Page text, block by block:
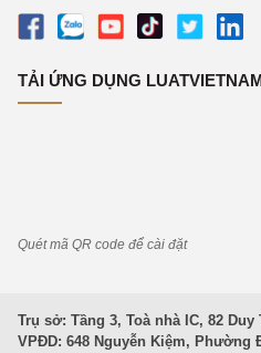
TẢI ỨNG DỤNG LUATVIETNAM
Quét mã QR code để cài đặt
Trụ sở: Tầng 3, Toà nhà IC, 82 Duy
VPĐD: 648 Nguyễn Kiệm, Phường